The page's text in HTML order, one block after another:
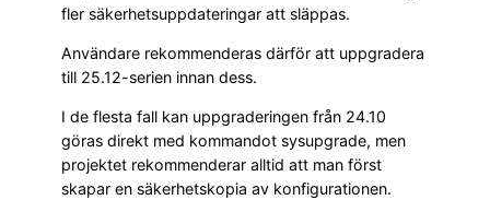
fler säkerhetsuppdateringar att släppas.
Användare rekommenderas därför att uppgradera
till 25.12-serien innan dess.
I de flesta fall kan uppgraderingen från 24.10
göras direkt med kommandot sysupgrade, men
projektet rekommenderar alltid att man först
skapar en säkerhetskopia av konfigurationen.